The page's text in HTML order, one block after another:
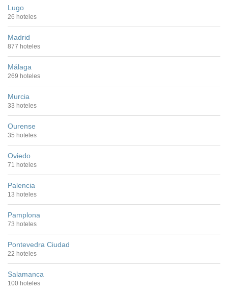
Lugo
26 hoteles
Madrid
877 hoteles
Málaga
269 hoteles
Murcia
33 hoteles
Ourense
35 hoteles
Oviedo
71 hoteles
Palencia
13 hoteles
Pamplona
73 hoteles
Pontevedra Ciudad
22 hoteles
Salamanca
100 hoteles